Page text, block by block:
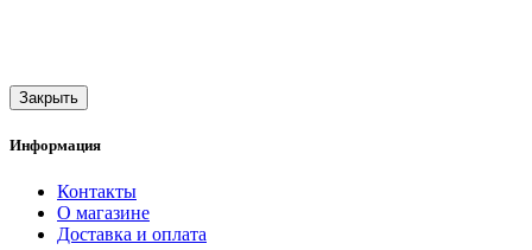
Закрыть
Информация
Контакты
О магазине
Доставка и оплата